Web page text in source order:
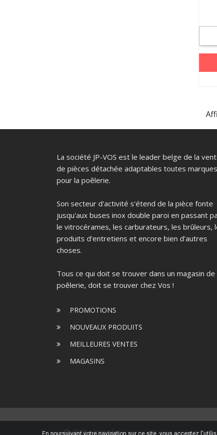
La société JP-VOS est le leader belge de la
de pièces détachée adaptables toutes marques
pour la poêlerie.
Son secteur d'activité s'étend de la pièce fonte
jusqu'aux buses inox double paroi en passant
le vitrocérames, les carburateurs, les brûleurs,
produits d'entretiens et encore bien d'autres
choses.
Tous ce qui doit se trouver dans un magasin de
poêlerie, doit se trouver chez Vos !
PROMOTIONS
NOUVEAUX PRODUITS
MEILLEURES VENTES
MAGASINS
© 2026 - jpvos.be - Created By NageoConcept
En poursuivant votre navigation sur ce site, vous acceptez